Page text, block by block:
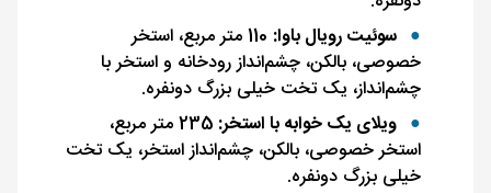
سوئیت رویال باوا:
110 متر مربع، استخر
خصوصی، بالکن، چشم‌انداز رودخانه و استخر با
چشم‌انداز، یک تخت خیلی بزرگ دونفره.
ویلای یک خوابه با استخر:
235 متر مربع،
استخر خصوصی، بالکن، چشم‌انداز استخر، یک تخت
خیلی بزرگ دونفره.